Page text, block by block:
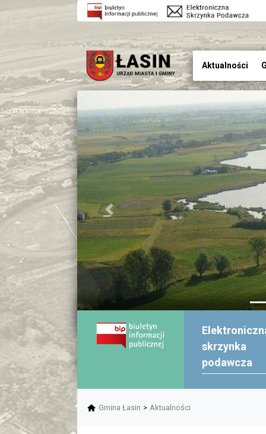
Aktualności
Previous
skrzynka
podawcza
Gmina Łasin > Aktualności